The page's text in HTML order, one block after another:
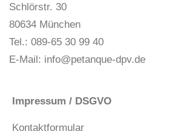
Schlörstr. 30
80634 München
Tel.: 089-65 30 99 40
E-Mail: info@petanque-dpv.de
Impressum / DSGVO
Kontaktformular